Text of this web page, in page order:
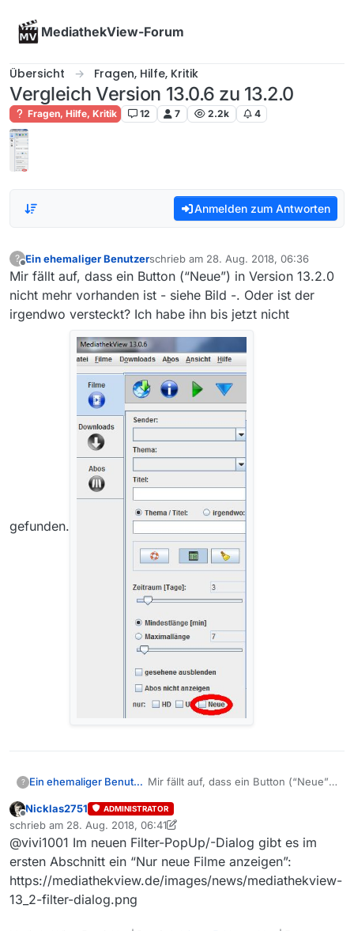
MediathekView-Forum
Übersicht Fragen, Hilfe, Kritik
Vergleich Version 13.0.6 zu 13.2.0
Fragen, Hilfe, Kritik 12 7 2.2k 4
Anmelden zum Antworten
?
Offline
Ein ehemaliger Benutzerschrieb am 28. Aug. 2018, 06:36
zuletzt editiert von
Mir fällt auf, dass ein Button (“Neue”) in Version 13.2.0
nicht mehr vorhanden ist - siehe Bild -. Oder ist der
irgendwo versteckt? Ich habe ihn bis jetzt nicht
gefunden.
? Ein ehemaliger Benutzer Mir fällt auf, dass ein Button (“Neue”)
vorhanden ist - siehe Bild -. Oder ist
der irgendwo versteckt? Ich habe ihn
bis jetzt nicht gefunden.
Offline
Nicklas2751 ADMINISTRATOR
schrieb am 28. Aug. 2018, 06:41
zuletzt editiert von Nicklas2751
@vivi1001 Im neuen Filter-PopUp/-Dialog gibt es im
ersten Abschnitt ein “Nur neue Filme anzeigen”:
https://mediathekview.de/images/news/mediathekview-
13_2-filter-dialog.png